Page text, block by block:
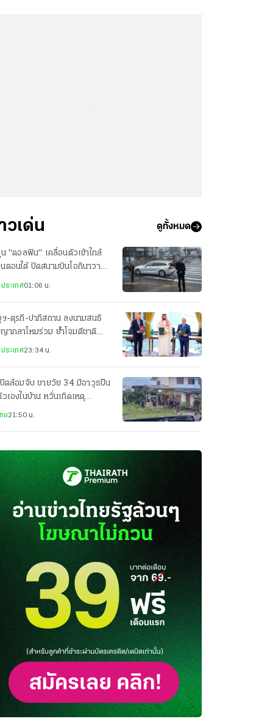
วเด่น ดูทั้งหมด
น "ดอลฟิน" เคลื่อนตัวเข้าใกล้
ตอนใต้ ปิดสนามบินโอกินาวา
พประชาชน-เจ็บ 3 ราย
ระเทศ01:06 น.
ฯ-ตุรกี-ปากีสถาน ลงนามสนธิ
ากลาโหมร่วม ย้ำโจมตีชาติ
เท่ากับโจมตีทั้ง 3 ประเทศ
ระเทศ23:34 น.
ดล้อมจับ ชายวัย 34 มีอาวุธปืน
วเองในบ้าน หวั่นเกิดเหตุ
ย21:50 น.